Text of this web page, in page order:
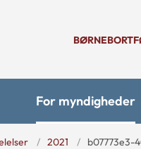
For myndigheder
2021 b07773e3-